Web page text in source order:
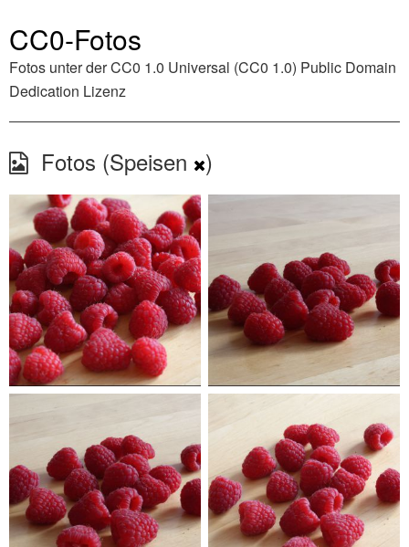
CC0-Fotos
Fotos unter derCC0 1.0 Universal (CC0 1.0) Public Domain
Dedication Lizenz
Fotos (Speisen )